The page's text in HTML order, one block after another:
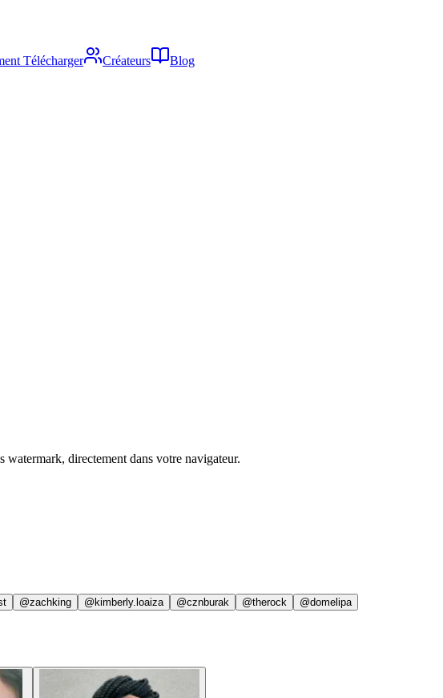
Télécharger Créateurs Blog
watermark, directement dans votre navigateur.
@zachking @kimberly.loaiza @cznburak @therock @domelipa